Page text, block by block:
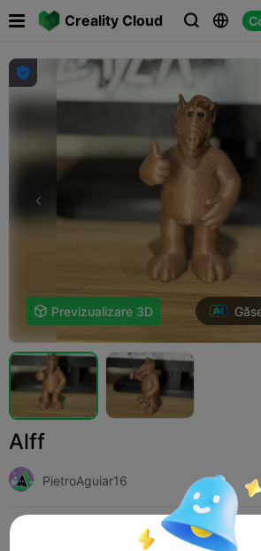
Creality Cloud  

 Previzualizare 3D
Alff
PietroAguiar16
Print Settings (1) Adaugă Toys